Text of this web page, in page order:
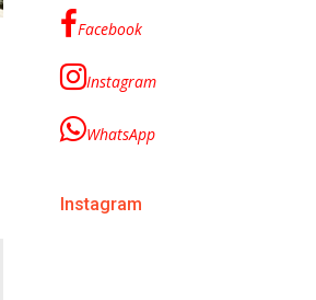
Facebook
Instagram
WhatsApp
Instagram